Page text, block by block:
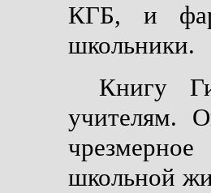
КГБ, и
школьники.
Книгу
учителям.
школьной